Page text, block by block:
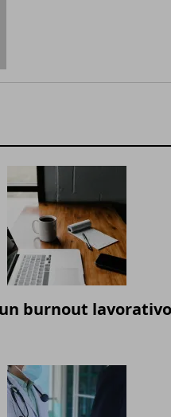
burnout